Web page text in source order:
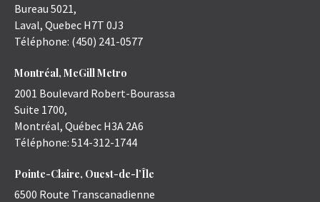
Bureau 5021,
Laval, Quebec H7T 0J3
Téléphone: (450) 241-0577
Montréal, McGill Metro
2001 Boulevard Robert-Bourassa
Suite 1700,
Montréal, Québec H3A 2A6
Téléphone: 514-312-1744
Pointe-Claire, Ouest-de-l’Île
6500 Route Transcanadienne